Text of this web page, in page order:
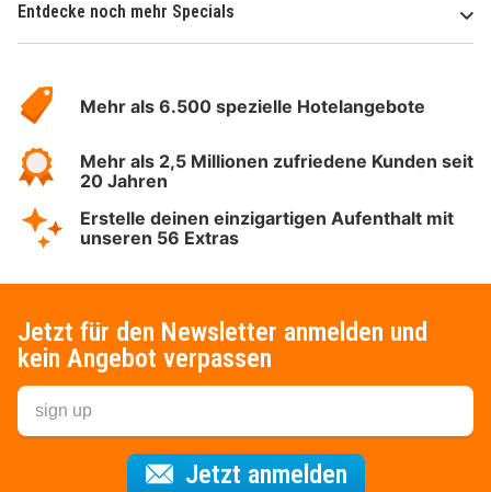
Entdecke noch mehr Specials
Hotelspecials
Mehr als 6.500 spezielle Hotelangebote
Mehr als 2,5 Millionen zufriedene Kunden seit
20 Jahren
Erstelle deinen einzigartigen Aufenthalt mit
unseren 56 Extras
Jetzt für den Newsletter anmelden und
kein Angebot verpassen
Jetzt anmeldenFür den